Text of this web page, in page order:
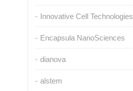
Innovative Cell Technologies
Encapsula NanoSciences
dianova
alstem